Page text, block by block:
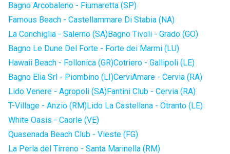
Bagno Arcobaleno - Fiumaretta (SP)
Famous Beach - Castellammare Di Stabia (NA)
La Conchiglia - Salerno (SA)Bagno Tivoli - Grado (GO)
Bagno Le Dune Del Forte - Forte dei Marmi (LU)
Hawaii Beach - Follonica (GR)Cotriero - Gallipoli (LE)
Bagno Elia Srl - Piombino (LI)CerviAmare - Cervia (RA)
Lido Venere - Agropoli (SA)Fantini Club - Cervia (RA)
T-Village - Anzio (RM)Lido La Castellana - Otranto (LE)
White Oasis - Caorle (VE)
Quasenada Beach Club - Vieste (FG)
La Perla del Tirreno - Santa Marinella (RM)